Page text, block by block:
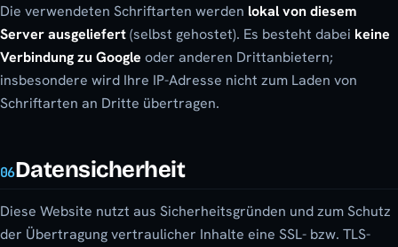
Die verwendeten Schriftarten werden lokal von diesem
Server ausgeliefert(selbst gehostet). Es besteht dabei keine
Verbindung zu Google oder anderen Drittanbietern;
insbesondere wird Ihre IP-Adresse nicht zum Laden von
Schriftarten an Dritte übertragen.
06Datensicherheit
Diese Website nutzt aus Sicherheitsgründen und zum Schutz
der Übertragung vertraulicher Inhalte eine SSL- bzw. TLS-